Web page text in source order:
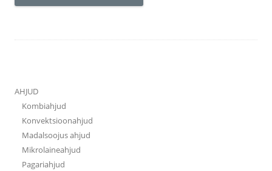
AHJUD
Kombiahjud
Konvektsioonahjud
Madalsoojus ahjud
Mikrolaineahjud
Pagariahjud